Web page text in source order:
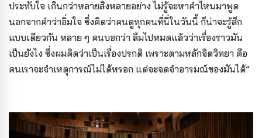
ประทับใจ เกินกว่าหลายสิ่งหลายอย่าง ไม่รู้จะหาคำไหนมาพูด
นอกจากคำว่าอิ่มใจ ซึ่งคิดว่าคนดูทุกคนที่นี่ในวันนี้ ก็น่าจะรู้สึก
แบบเดียวกัน หลาย ๆ คนบอกว่า ลืมไปหมดแล้วว่าเรื่องราวมัน
เป็นยังไง ซึ่งผมคิดว่าเป็นเรื่องปรกติ เพราะตามหลักจิตวิทยา คือ
คนเราจะจำเหตุการณ์ไม่ได้หรอก แต่จะจดจำอารมณ์ของมันได้”